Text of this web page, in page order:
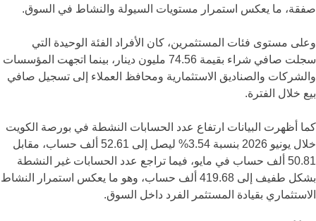
صفقة، ما يعكس استمرار مستويات السيولة والنشاط في السوق.
وعلى مستوى فئات المستثمرين، كان الأفراد الفئة الوحيدة التي
سجلت صافي شراء بقيمة 74.56 مليون دينار، بينما اتجهت المؤسسات
والشركات والصناديق الاستثمارية ومحافظ العملاء إلى تسجيل صافي
بيع خلال الفترة.
كما أظهرت البيانات ارتفاع عدد الحسابات النشطة في بورصة الكويت
خلال يونيو 2026 بنسبة 3.54% ليصل إلى 52.61 ألف حساب، مقابل
50.81 ألف حساب في مايو، فيما تراجع عدد الحسابات غير النشطة
بشكل طفيف إلى 419.68 ألف حساب، وهو ما يعكس استمرار النشاط
الاستثماري بقيادة المستثمر الفرد داخل السوق.